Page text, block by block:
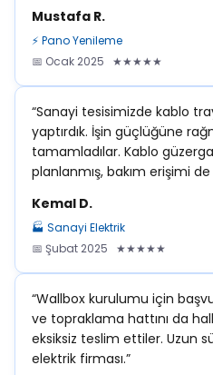
Mustafa R.
⚡ Pano Yenileme
📅 Ocak 2025 ★★★★★
“Sanayi tesisimizde kablo
yaptırdık. İşin güçlüğüne
tamamladılar. Kablo
planlanmış, bakım erişimi
Kemal D.
🏭 Sanayi Elektrik
📅 Şubat 2025 ★★★★★
“Wallbox kurulumu için
ve topraklama hattını da
eksiksiz teslim ettiler. Uzun
elektrik firması.”